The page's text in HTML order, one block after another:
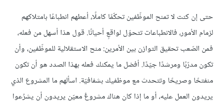
حتى إن كنت لا تمنح الموظّفين تحكّمًا كاملًا، أعطهم انطباعًا بامتلاكهم
لزمام الأمور، فالانطباعات تتحوّل لواقعٍ أحيانًا. قول هذا أسهل من فعله،
فمن الصّعب تحقيق التوازن بين الأمرين: منح الاستقلالية للموظّفين، وأن
تكون مدرّبًا ومرشدًا جيّدًا. أفضل ما يمكنك فعله بهذا الصدد هو أن تكون
منفتحًا وصريحًا وتتحدث مع موظفيك بشفافيّة. اسألهم ما المشروع الذي
يريدون العمل عليه، أو ما إذا كان هناك مشروعٌ معيّن يريدون أن يشرُعوا